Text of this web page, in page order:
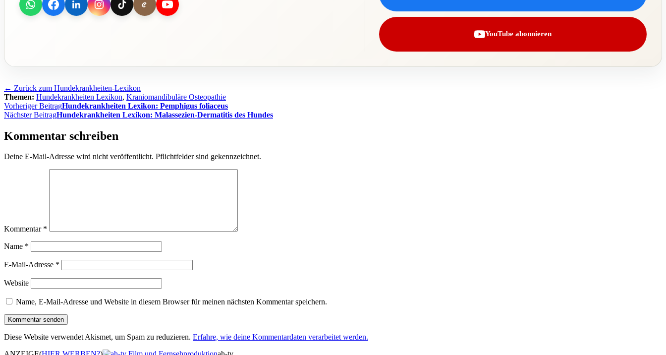
YouTube abonnieren
← Zurück zum Hundekrankheiten-Lexikon
Themen: Hundekrankheiten Lexikon, Kraniomandibuläre Osteopathie
Beitragsnavigation
Vorheriger BeitragHundekrankheiten Lexikon: Pemphigus foliaceus
Nächster BeitragHundekrankheiten Lexikon: Malassezien-Dermatitis des Hundes
Kommentar schreiben
Deine E-Mail-Adresse wird nicht veröffentlicht. Pflichtfelder sind gekennzeichnet.
Kommentar *
Name *
E-Mail-Adresse *
Website
Name, E-Mail-Adresse und Website in diesem Browser für meinen nächsten Kommentar speichern.
Diese Website verwendet Akismet, um Spam zu reduzieren. Erfahre, wie deine Kommentardaten verarbeitet werden.